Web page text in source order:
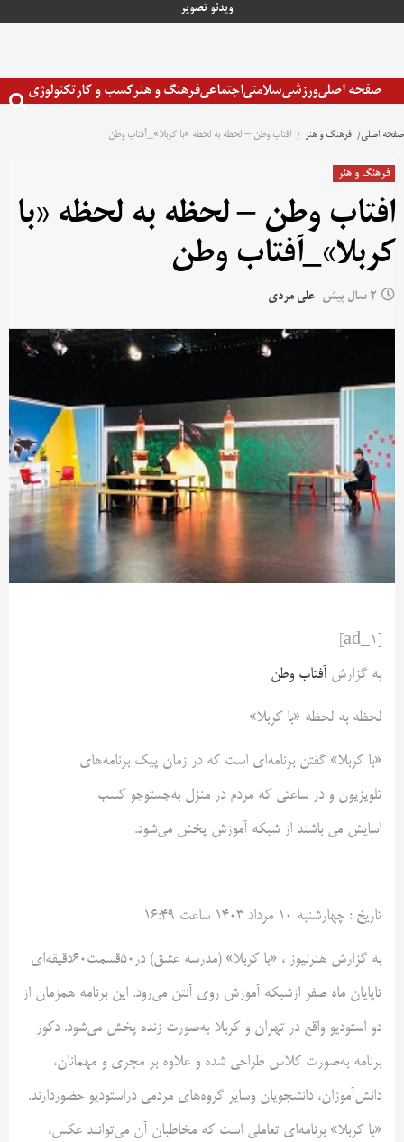
ویدئو تصویر
صفحه اصلیورزشیسلامتیاجتماعیفرهنگ و هنرکسب و کارتکنولوژی
صفحه اصلی فرهنگ و هنر افتاب وطن – لحظه‌ به ‌لحظه «با کربلا»_آفتاب وطن
فرهنگ و هنر
افتاب وطن – لحظه‌ به ‌لحظه «با
کربلا»_آفتاب وطن
2 سال پیش علی مردی
به گزارش آفتاب وطن
لحظه‌ به ‌لحظه «با کربلا»
«با کربلا» گفتن برنامه‌ای است که در زمان پیک برنامه‌های
تلویزیون و در ساعتی که مردم در منزل به‌جستوجو کسب
اسایش می باشند از شبکه آموزش پخش می‌شود.
تاريخ : چهارشنبه ۱۰ مرداد ۱۴۰۳ ساعت ۱۶:۴۹
به گزارش هنرنیوز ، «با کربلا» (مدرسه عشق) در۵۰قسمت۶۰دقیقه‌ای
تاپایان ماه صفر ازشبکه آموزش روی آنتن می‌رود. این برنامه همزمان از
دو استودیو واقع در تهران و کربلا به‌صورت زنده پخش می‌شود. دکور
برنامه به‌صورت کلاس طراحی شده و علاوه بر مجری و مهمانان،
دانش‌آموزان، دانشجویان وسایر گروه‌های مردمی دراستودیو حضوردارند.
«با کربلا» برنامه‌ای تعاملی است که مخاطبان آن می‌توانند عکس،